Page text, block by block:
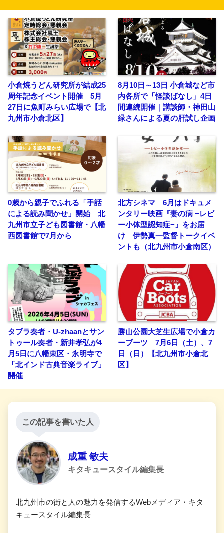
小倉焼うどん研究所が結成25
周年記念イベント開催 5月
27日に魚町みらい広場で【北
九州市小倉北区】
8月10日～13日 小倉城など市
内各所で「怪談ばなし」4日
間連続開催｜講談師・神田山
緑さんによる夏の肝試し企画
0歳から親子でふれる「手話
による読み聞かせ」開始 北
九州市立子ども図書館・八幡
西図書館で7月から
北方シネマ 6月はドキュメ
ンタリー映画『妻の病 −レビ
ー小体型認知症−』をお届
け 伊勢真一監督トークイベ
ントも（北九州市小倉南区）
タブラ奏者・U-zhaanとサン
トゥール奏者・新井孝弘が4
月5日に八幡東区・永明寺で
「北インド古典音楽ライブ」
開催
勝山公園大芝生広場で小倉カ
ーブーツ 7月6日（土）、7
日（日）【北九州市小倉北
区】
この記事を書いた人
成重 敏夫
キタキュースタイル編集長
北九州市の街と人の魅力を発信するWebメディア・キタ
キュースタイル編集長